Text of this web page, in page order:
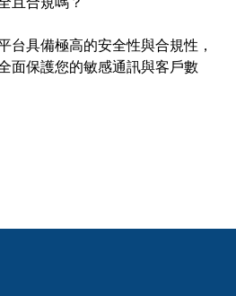
台具備極高的安全性與合規性，
面保護您的敏感通訊與客戶數